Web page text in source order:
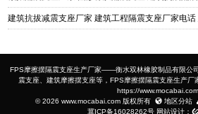
FPS摩擦摆隔震支座生产厂家——衡水双林橡胶制品有限公
震支座、建筑摩擦摆支座等，FPS摩擦摆隔震支座生产
https://www.mocabai.com
© 2026 www.mocabai.com 版权所有
地区分站
冀ICP备16028262号网站设计：